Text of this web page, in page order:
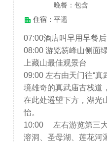
晚餐：包含
住宿： 平遥
07:00酒店叫早用早餐后
08:00 游览笏峰山侧面
上藏山最佳观景台
09:00 左右由天门往“真
境雄奇的真武庙古栈道
在此处遥望下方，湖光
怡。
10:00 左右游览第三大
溶洞、圣母湖、莲花河